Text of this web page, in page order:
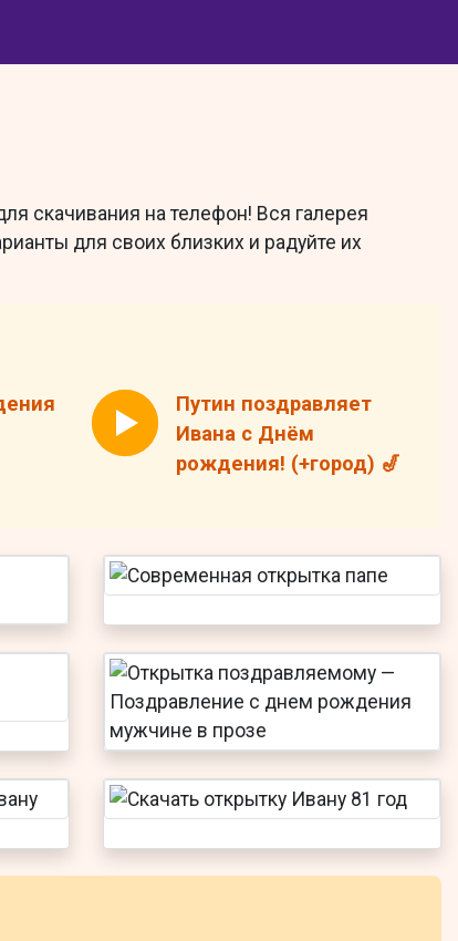
скачивания на телефон! Вся галерея
для своих близких и радуйте их
Путин поздравляет
Ивана с Днём
рождения! (+город) 🎷